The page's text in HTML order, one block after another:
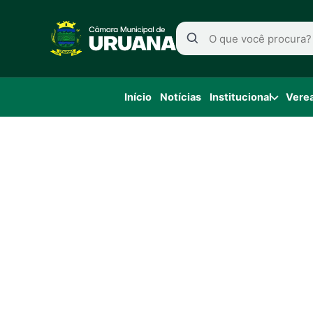
Início Notícias Institucional